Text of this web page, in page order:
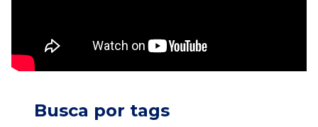
Busca por tags